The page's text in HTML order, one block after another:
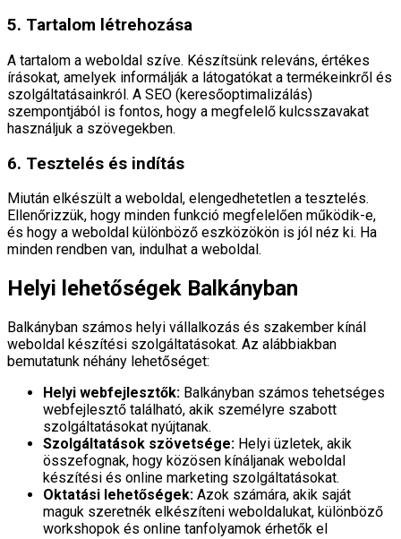
5. Tartalom létrehozása
A tartalom a weboldal szíve. Készítsünk releváns, értékes
írásokat, amelyek informálják a látogatókat a termékeinkről és
szolgáltatásainkról. A SEO (keresőoptimalizálás)
szempontjából is fontos, hogy a megfelelő kulcsszavakat
használjuk a szövegekben.
6. Tesztelés és indítás
Miután elkészült a weboldal, elengedhetetlen a tesztelés.
Ellenőrizzük, hogy minden funkció megfelelően működik-e,
és hogy a weboldal különböző eszközökön is jól néz ki. Ha
minden rendben van, indulhat a weboldal.
Helyi lehetőségek Balkányban
Balkányban számos helyi vállalkozás és szakember kínál
weboldal készítési szolgáltatásokat. Az alábbiakban
bemutatunk néhány lehetőséget:
Helyi webfejlesztők: Balkányban számos tehetséges
webfejlesztő található, akik személyre szabott
szolgáltatásokat nyújtanak.
Szolgáltatások szövetsége: Helyi üzletek, akik
összefognak, hogy közösen kínáljanak weboldal
készítési és online marketing szolgáltatásokat.
Oktatási lehetőségek: Azok számára, akik saját
maguk szeretnék elkészíteni weboldalukat, különböző
workshopok és online tanfolyamok érhetők el